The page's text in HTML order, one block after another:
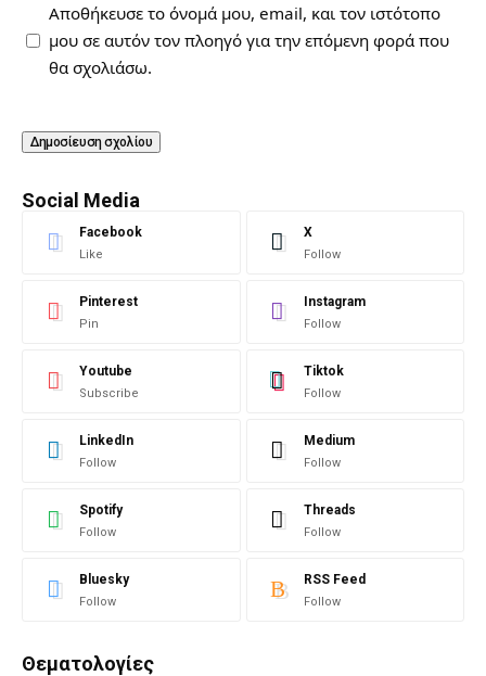
Αποθήκευσε το όνομά μου, email, και τον ιστότοπο
μου σε αυτόν τον πλοηγό για την επόμενη φορά που
θα σχολιάσω.
Social Media
Facebook
Like
X
Follow
Pinterest
Pin
Instagram
Follow
Youtube
Subscribe
Tiktok
Follow
LinkedIn
Follow
Medium
Follow
Spotify
Follow
Threads
Follow
Bluesky
Follow
RSS Feed
Follow
Θεματολογίες